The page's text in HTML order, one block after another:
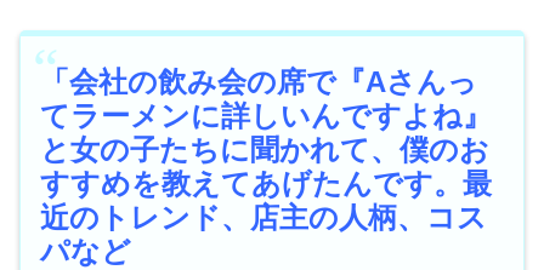
「会社の飲み会の席で『Aさんっ
てラーメンに詳しいんですよね』
と女の子たちに聞かれて、僕のお
すすめを教えてあげたんです。最
近のトレンド、店主の人柄、コス
パなど